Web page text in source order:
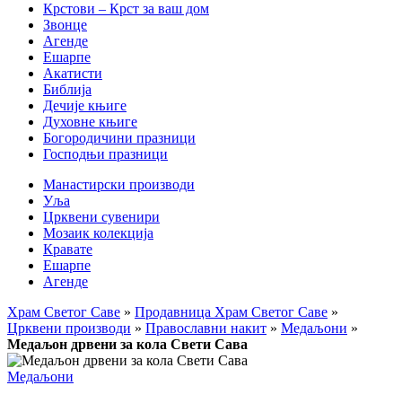
Крстови – Крст за ваш дом
Звонце
Агенде
Ешарпе
Акатисти
Библија
Дечије књиге
Духовне књиге
Богородичини празници
Господњи празници
Манастирски производи
Уља
Црквени сувенири
Мозаик колекција
Кравате
Ешарпе
Агенде
Храм Светог Саве » Продавница Храм Светог Саве »
Црквени производи » Православни накит » Медаљони »
Медаљон дрвени за кола Свети Сава
Медаљони